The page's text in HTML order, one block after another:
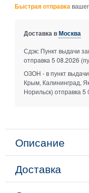
Быстрая отправка
Доставка вМосква
Сдэк: Пункт выдачи
отправка 5 08.2026
ОЗОН - в пункт
Крым, Калининград,
Норильск) отправка 5
Описание
Доставка